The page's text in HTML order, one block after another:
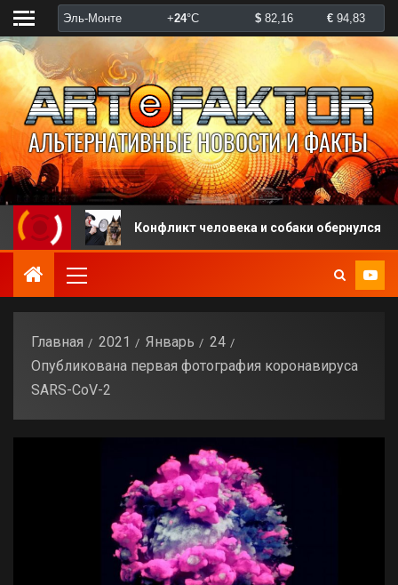
Конфликт человека и собаки обернулся штрафом
Главная 2021 Январь
24
Опубликована первая фотография коронавируса
SARS-CoV-2